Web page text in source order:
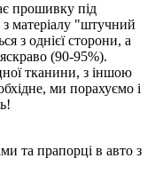
прошивку під
з матеріалу "штучний
з однієї сторони, а
(90-95%).
тканини, з іншою
ми порахуємо і
та прапорці в авто з